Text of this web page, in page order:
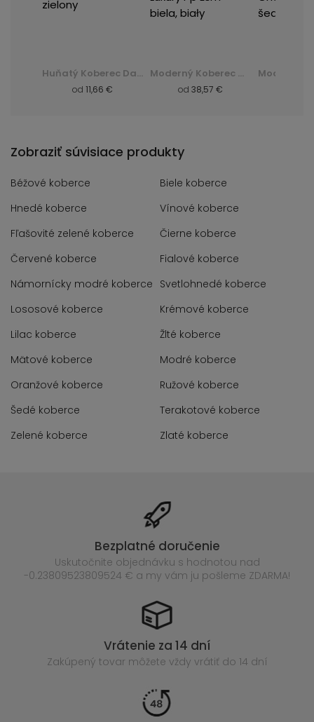
Huňatý Koberec Dark D. Silk - zelená, zielony
od 11,66 €
Moderný Koberec Q710A Luxury Pp Esm - biela, biały
od 38,57 €
Zobraziť súvisiace produkty
Béžové koberce
Biele koberce
Hnedé koberce
Vínové koberce
Fľašovité zelené koberce
Čierne koberce
Červené koberce
Fialové koberce
Námornícky modré koberce Svetlohnedé koberce
Lososové koberce
Krémové koberce
Lilac koberce
Žlté koberce
Mätové koberce
Modré koberce
Oranžové koberce
Ružové koberce
Šedé koberce
Terakotové koberce
Zelené koberce
Zlaté koberce
Bezplatné doručenie
Uskutočnite objednávku s hodnotou nad
-0.23809523809524 € a my vám ju pošleme ZDARMA!
Vrátenie za 14 dní
Zakúpený tovar môžete vždy vrátiť do 14 dní